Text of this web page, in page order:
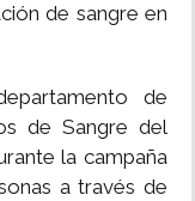
de sangre en
de
de Sangre del
la campaña
a través de